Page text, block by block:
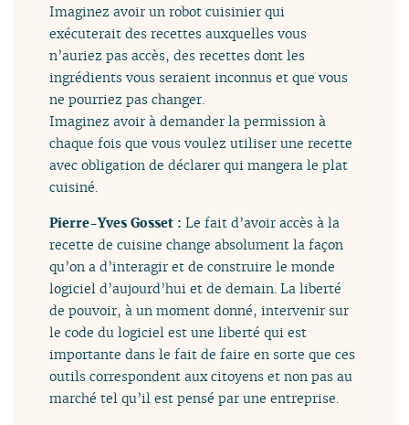
Imaginez avoir un robot cuisinier qui
exécuterait des recettes auxquelles vous
n’auriez pas accès, des recettes dont les
ingrédients vous seraient inconnus et que vous
ne pourriez pas changer.
Imaginez avoir à demander la permission à
chaque fois que vous voulez utiliser une recette
avec obligation de déclarer qui mangera le plat
cuisiné.
Pierre-Yves Gosset :Le fait d’avoir accès à la
recette de cuisine change absolument la façon
qu’on a d’interagir et de construire le monde
logiciel d’aujourd’hui et de demain. La liberté
de pouvoir, à un moment donné, intervenir sur
le code du logiciel est une liberté qui est
importante dans le fait de faire en sorte que ces
outils correspondent aux citoyens et non pas au
marché tel qu’il est pensé par une entreprise.